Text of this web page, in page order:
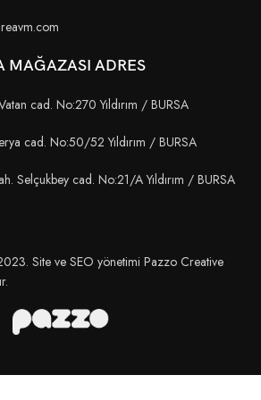
MAĞAZASI ADRES
cad. No:270 Yıldırım / BURSA
cad. No:50/52 Yıldırım / BURSA
Selçukbey cad. No:21/A Yıldırım / BURSA
Site ve SEO yönetimi Pazzo Creative